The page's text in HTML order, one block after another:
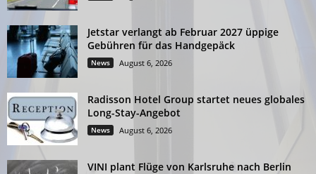
Jetstar verlangt ab Februar 2027 üppige
Gebühren für das Handgepäck
News August 6, 2026
Radisson Hotel Group startet neues globales
Long-Stay-Angebot
News August 6, 2026
VINI plant Flüge von Karlsruhe nach Berlin